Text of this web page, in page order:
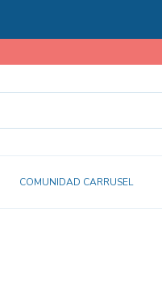
COMUNIDAD CARRUSEL